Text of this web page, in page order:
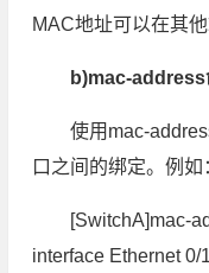
MAC地址可以在其他
b)mac-address
使用mac-
口之间的绑定。例如
interface Ethernet 0/